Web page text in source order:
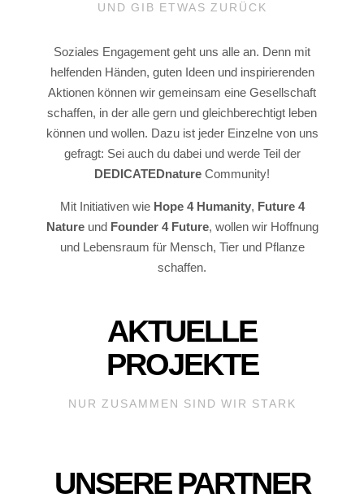
UND GIB ETWAS ZURÜCK
Soziales Engagement geht uns alle an. Denn mit
helfenden Händen, guten Ideen und inspirierenden
Aktionen können wir gemeinsam eine Gesellschaft
schaffen, in der alle gern und gleichberechtigt leben
können und wollen. Dazu ist jeder Einzelne von uns
gefragt: Sei auch du dabei und werde Teil der
DEDICATEDnature Community!
Mit Initiativen wie Hope 4 Humanity, Future4
Natureund Founder 4 Future, wollen wir Hoffnung
und Lebensraum für Mensch, Tier und Pflanze
schaffen.
AKTUELLE
PROJEKTE
NUR ZUSAMMEN SIND WIR STARK
UNSERE PARTNER